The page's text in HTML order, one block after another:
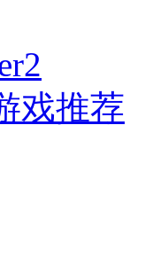
戏推荐